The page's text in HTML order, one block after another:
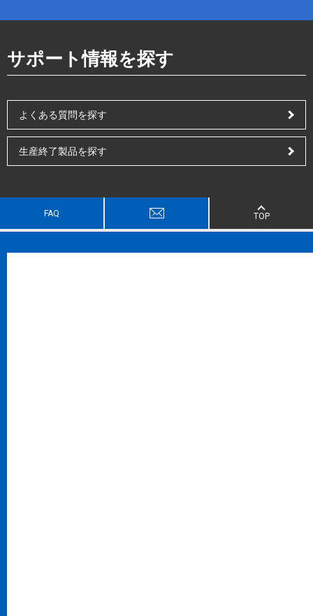
サポート情報を探す
よくある質問を探す
生産終了製品を探す
FAQ TOP